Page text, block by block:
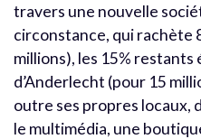
travers une nouvelle
circonstance, qui rachète
millions), les 15% restants
d’Anderlecht (pour 15
outre ses propres locaux,
le multimédia, une